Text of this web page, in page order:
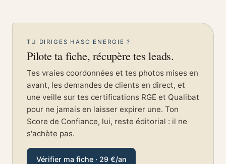
TU DIRIGES HASO ENERGIE ?
Pilote ta fiche, récupère tes leads.
Tes vraies coordonnées et tes photos mises en
avant, les demandes de clients en direct, et
une veille sur tes certifications RGE et Qualibat
pour ne jamais en laisser expirer une. Ton
Score de Confiance, lui, reste éditorial : il ne
s'achète pas.
Vérifier ma fiche · 29 €/an